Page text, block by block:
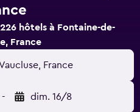
hôtels à Fontaine-de-
France
France
- dim. 16/8